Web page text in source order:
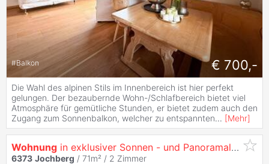
#Balkon € 700,-
Die Wahl des alpinen Stils im Innenbereich ist hier perfekt
gelungen. Der bezaubernde Wohn-/Schlafbereich bietet viel
Atmosphäre für gemütliche Stunden, er bietet zudem auch den
Zugang zum Sonnenbalkon, welcher zu entspannten... [Mehr]
Wohnung in exklusiver Sonnen - und Panoramalage
6373 Jochberg / 71m² / 2 Zimmer